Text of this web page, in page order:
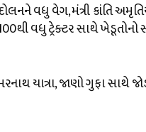
વધુ વેગ, મંત્રી કાંતિ
વધુ ટ્રેક્ટર સાથે ખેડૂતોનો
યાત્રા, જાણો ગુફા સાથે